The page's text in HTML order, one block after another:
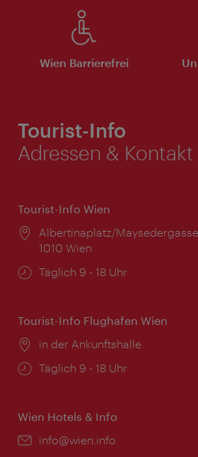
Wien Barrierefrei
Tourist-Info
Adressen & Kontakt
Tourist-Info Wien
Ort:
Albertinaplatz/Maysedergasse
1010 Wien
Öffnungszeiten:
Täglich 9 - 18 Uhr
Tourist-Info Flughafen Wien
Ort:
in der Ankunftshalle
Öffnungszeiten:
Täglich 9 - 18 Uhr
Wien Hotels & Info
Email:
info@wien.info